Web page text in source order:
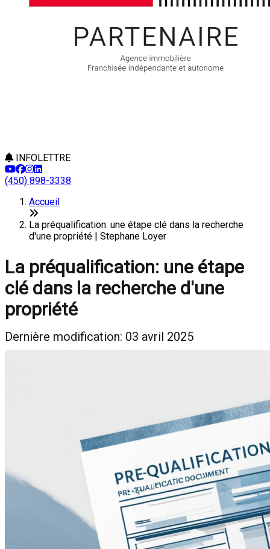
INFOLETTRE
(450) 898-3338
Accueil
La préqualification: une étape clé dans la recherche
d'une propriété | Stephane Loyer
La préqualification: une étape
clé dans la recherche d'une
propriété
Dernière modification: 03 avril 2025